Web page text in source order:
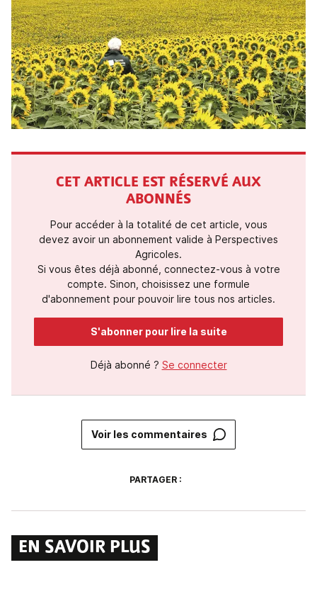
CET ARTICLE EST RÉSERVÉ AUX
ABONNÉS
Pour accéder à la totalité de cet article, vous
devez avoir un abonnement valide à Perspectives
Agricoles.
Si vous êtes déjà abonné, connectez-vous à votre
compte. Sinon, choisissez une formule
d'abonnement pour pouvoir lire tous nos articles.
S'abonner pour lire la suite
Déjà abonné ? Se connecter
Voir les commentaires
PARTAGER :
EN SAVOIR PLUS